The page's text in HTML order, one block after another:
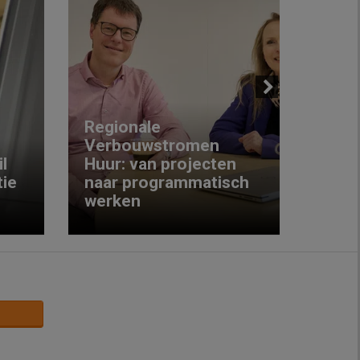
Regionale
Verbouwstromen
Huur: van projecten
naar programmatisch
werken
Next